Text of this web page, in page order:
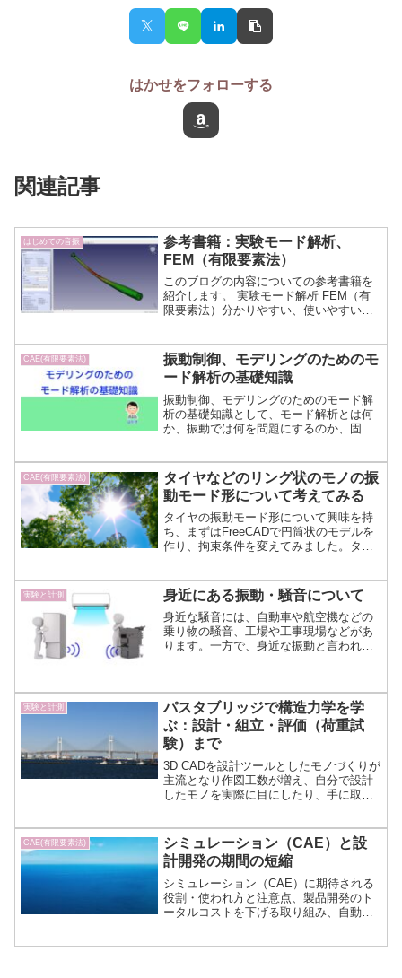
はかせをフォローする
関連記事
はじめての音振
参考書籍：実験モード解析、
FEM（有限要素法）
このブログの内容についての参考書籍を
紹介します。 実験モード解析 FEM（有
限要素法）分かりやすい、使いやすい
マリング試験とCAE入門実験モード解析
「モード解析入門」コ...
CAE(有限要素法)
振動制御、モデリングのためのモ
ード解析の基礎知識
振動制御、モデリングのためのモード解
析の基礎知識として、モード解析とは何
か、振動では何を問題にするのか、固有
解析、低次元化モデル作成イメージにつ
いて説明します。
CAE(有限要素法)
タイヤなどのリング状のモノの振
動モード形について考えてみる
タイヤの振動モード形について興味を持
ち、まずはFreeCADで円筒状のモデルを
作り、拘束条件を変えてみました。タイ
がらFreeCADによる固有値解析を進めま
す。
実験と計測 身近にある振動・騒音について
身近な騒音には、自動車や航空機などの
乗り物の騒音、工場や工事現場などがあ
ります。一方で、身近な振動と言われる
動、振動現象、音と振動の関係について
説明します。
実験と計測
パスタブリッジで構造力学を学
ぶ：設計・組立・評価（荷重試
験）まで
3D CADを設計ツールとしたモノづくりが
主流となり作図工数が増え、自分で設計
したモノを実際に目にしたり、手に取る
１人ではできないモノづくりを知るよい
機会になります。
CAE(有限要素法)
シミュレーション（CAE）と設
計開発の期間の短縮
シミュレーション（CAE）に期待される
役割・使われ方と注意点、製品開発のト
ータルコストを下げる取り組み、自動車